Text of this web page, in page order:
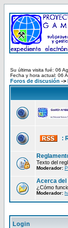
Su última visita fué: 06
Fecha y hora actual: 06
Foros de discusión ->
:
Texto del
Moderador:
Acerca del
¿Cómo
Moderador:
Login